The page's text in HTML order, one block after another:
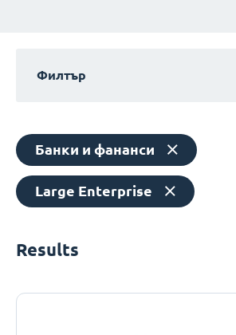
Филтър
Банки и фананси
Large Enterprise
Results